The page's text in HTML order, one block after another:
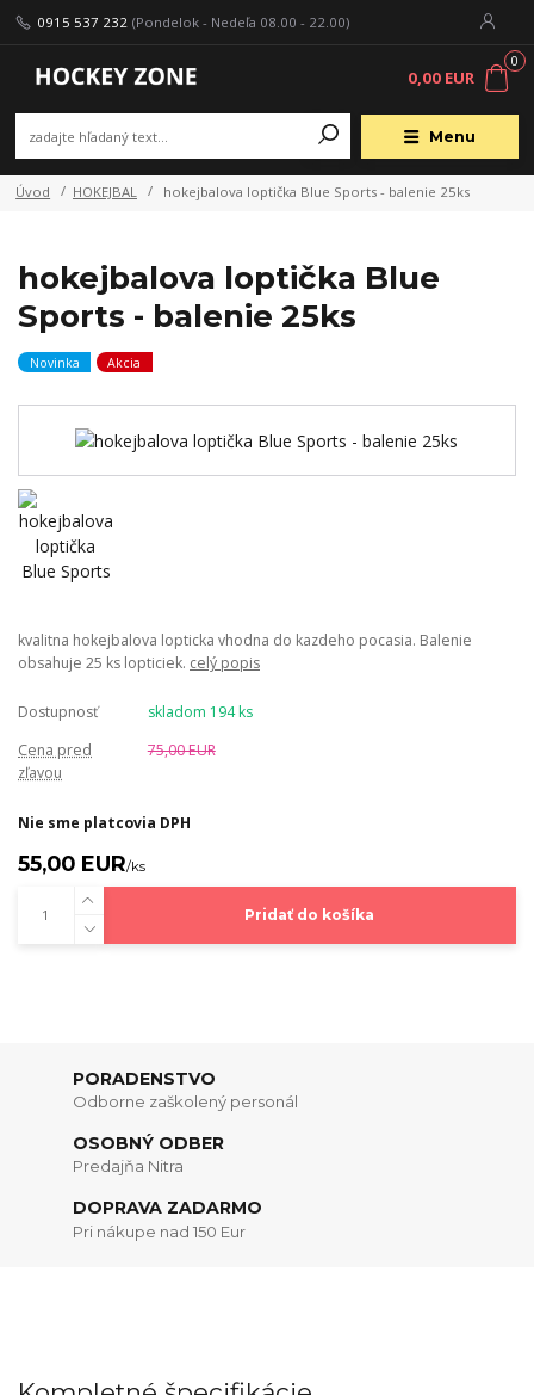
Menu
0915 537 232 (Pondelok - Nedeľa 08.00 - 22.00)
0
0,00 EUR
Úvod HOKEJBAL hokejbalova loptička Blue Sports - balenie 25ks
hokejbalova loptička Blue
Sports - balenie 25ks
Novinka Akcia
kvalitna hokejbalova lopticka vhodna do kazdeho pocasia. Balenie
obsahuje 25 ks lopticiek. celý popis
Dostupnosť
skladom 194 ks
Cena pred
zľavou
75,00 EUR
Nie sme platcovia DPH
55,00 EUR/ks
Pridať do košíka
PORADENSTVO
Odborne zaškolený personál
OSOBNÝ ODBER
Predajňa Nitra
DOPRAVA ZADARMO
Pri nákupe nad 150 Eur